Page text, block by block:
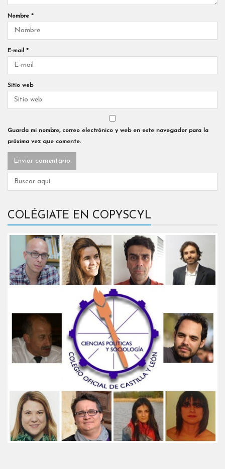
Nombre *
E-mail *
Sitio web
Guarda mi nombre, correo electrónico y web en este navegador para la
próxima vez que comente.
COLÉGIATE EN COPYSCYL